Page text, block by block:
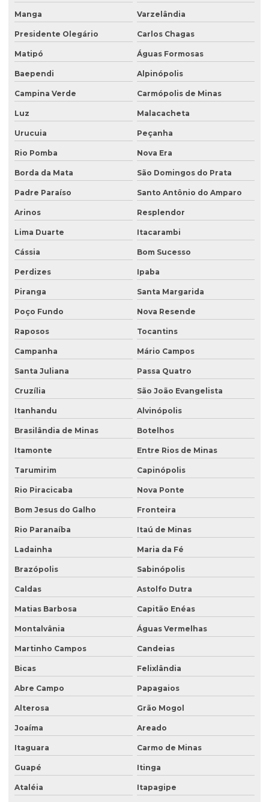
Projeto de recuperação de área degradada prad
Recuperação de área degradada por garimpo
Recuperação de área degradada pela agricultura
Recuperação de área degradada pela mineração
Recuperação de áreas ambientais degradadas
Recuperação de áreas ambientalmente degradadas
Recuperação de áreas degradadas e conservação do solo
Recuperação de áreas degradadas e passivos ambientais
Recuperação de áreas degradadas por regeneração natural
Recuperação de áreas degradadas com sistemas agroflorestais
Recuperação de áreas desmatadas
Reflorestamento recuperação de áreas degradadas
Relatório de investigação de passivo ambiental
Retirada de tanque de combustível subterrâneo
Retirada de tanque subterrâneo
Retirada de tanques
Serviço de consultoria ambiental
Serviço de desativação de tanque subterrâneo
Serviço de desativação de tanques
Serviço de licenciamento ambiental
Serviço de retirada de tanque subterrâneo
Serviço de sondagem
Sondagem ambiental
Sondagem geofísica
Sondagem geofísica poço artesiano
Sondagem geológica
Sondagem geotécnica
Sondagem de solo para construção
Sondagem de solo para construção civil
Sondagem de solos e rochas
Sondagem de subsolo
Sondagem de terreno para construção
Tampa para poço de monitoramento
Manga Varzelândia
Presidente Olegário Carlos Chagas
Matipó Águas Formosas
Baependi Alpinópolis
Campina Verde Carmópolis de Minas
Luz Malacacheta
Urucuia Peçanha
Rio Pomba Nova Era
Borda da Mata São Domingos do Prata
Padre Paraíso Santo Antônio do Amparo
Arinos Resplendor
Lima Duarte Itacarambi
Cássia Bom Sucesso
Perdizes Ipaba
Piranga Santa Margarida
Poço Fundo Nova Resende
Raposos Tocantins
Campanha Mário Campos
Santa Juliana Passa Quatro
Cruzília São João Evangelista
Itanhandu Alvinópolis
Brasilândia de Minas Botelhos
Itamonte Entre Rios de Minas
Tarumirim Capinópolis
Rio Piracicaba Nova Ponte
Bom Jesus do Galho Fronteira
Rio Paranaíba Itaú de Minas
Ladainha Maria da Fé
Brazópolis Sabinópolis
Caldas Astolfo Dutra
Matias Barbosa Capitão Enéas
Montalvânia Águas Vermelhas
Martinho Campos Candeias
Bicas Felixlândia
Abre Campo Papagaios
Alterosa Grão Mogol
Joaíma Areado
Itaguara Carmo de Minas
Guapé Itinga
Ataléia Itapagipe